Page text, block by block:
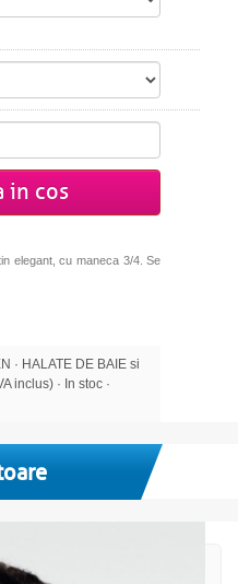
in cos
elegant, cu maneca 3/4. Se
· HALATE DE BAIE si
inclus) · In stoc ·